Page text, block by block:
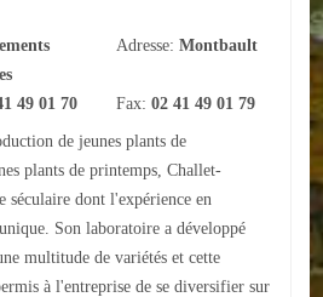
Adresse:Montbault
49 01 70 Fax:02 41 49 01 79
de jeunes plants de
plants de printemps, Challet-
séculaire dont l'expérience en
Son laboratoire a développé
multitude de variétés et cette
à l'entreprise de se diversifier sur